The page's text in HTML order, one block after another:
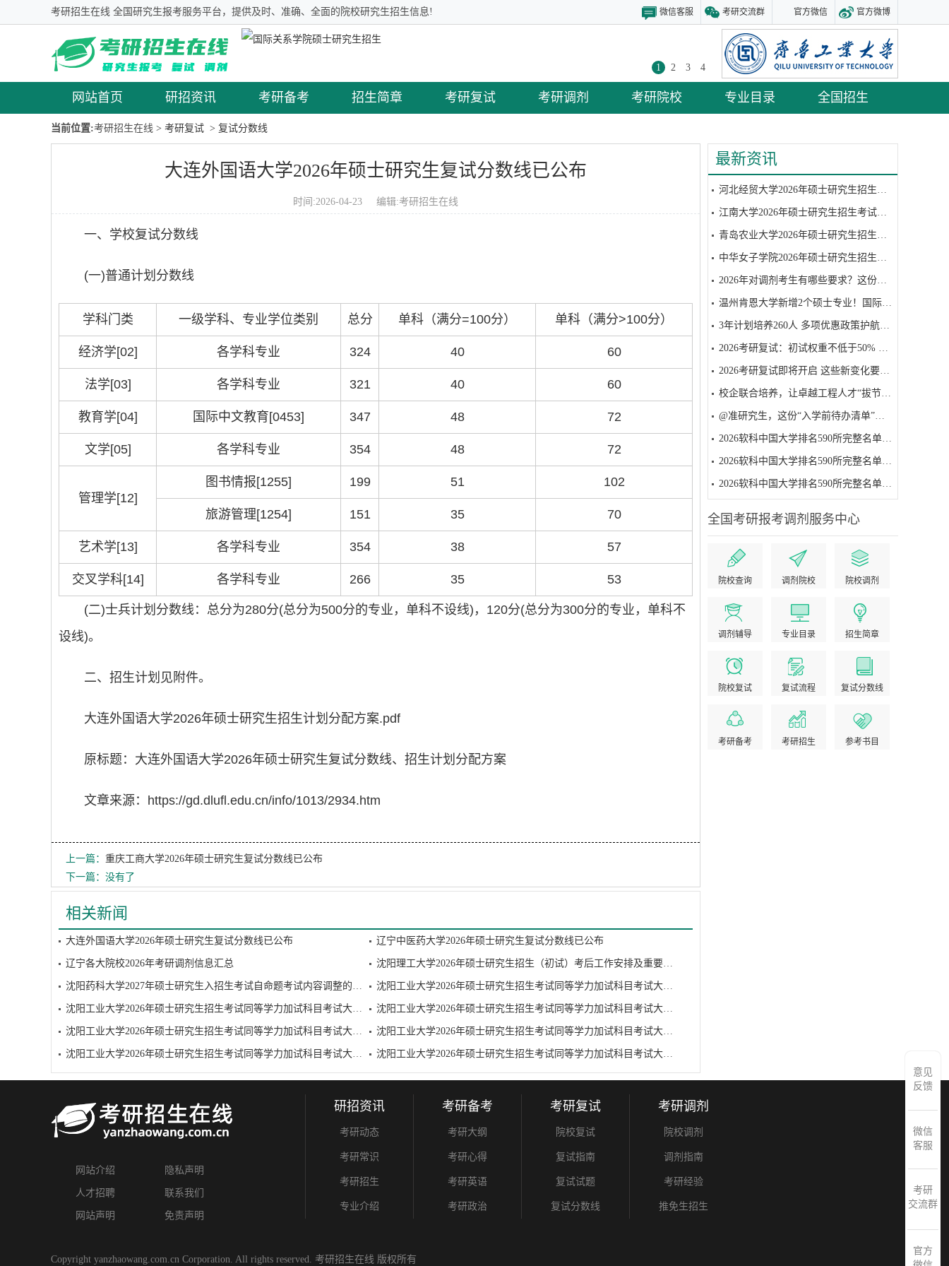
考研招生在线 全国研究生报考服务平台，提供及时、准确、全面的院校研究生招生信息! 官方微博
官方微信
考研交流群
微信客服
1 2 3 4
网站首页 研招资讯 考研备考 招生简章 考研复试 考研调剂 考研院校 专业目录 全国招生
当前位置:考研招生在线 > 考研复试 > 复试分数线
最新资讯
河北经贸大学2026年硕士研究生招生考试复试参考书目
江南大学2026年硕士研究生招生考试复试参考书目
青岛农业大学2026年硕士研究生招生考试复试参考书目
中华女子学院2026年硕士研究生招生考试硕士研究生招生考试复试笔试参考书目
2026年对调剂考生有哪些要求？这份调剂攻略请收好
温州肯恩大学新增2个硕士专业！国际视野+全球认可
3年计划培养260人 多项优惠政策护航——贵州启动工程硕博士培养改革试点
2026考研复试：初试权重不低于50% 面试为必要环节
2026考研复试即将开启 这些新变化要注意
校企联合培养，让卓越工程人才“拔节生长”
@准研究生，这份“入学前待办清单”请收好
2026软科中国大学排名590所完整名单（501-590名）
2026软科中国大学排名590所完整名单（401-500名）
2026软科中国大学排名590所完整名单（301-400名）
全国考研报考调剂服务中心
院校查询 调剂院校 院校调剂
调剂辅导 专业目录 招生简章
院校复试 复试流程 复试分数线
考研备考 考研招生 参考书目
大连外国语大学2026年硕士研究生复试分数线已公布
时间:2026-04-23 编辑:考研招生在线
一、学校复试分数线
(一)普通计划分数线
学科门类 一级学科、专业学位类别 总分 单科（满分=100分） 单科（满分>100分）
经济学[02] 各学科专业 324 40 60
法学[03] 各学科专业 321 40 60
教育学[04] 国际中文教育[0453] 347 48 72
文学[05] 各学科专业 354 48 72
管理学[12]
图书情报[1255] 199 51 102
旅游管理[1254] 151 35 70
艺术学[13] 各学科专业 354 38 57
交叉学科[14] 各学科专业 266 35 53
(二)士兵计划分数线：总分为280分(总分为500分的专业，单科不设线)，120分(总分为300分的专业，单科不
设线)。
二、招生计划见附件。
大连外国语大学2026年硕士研究生招生计划分配方案.pdf
原标题：大连外国语大学2026年硕士研究生复试分数线、招生计划分配方案
文章来源：https://gd.dlufl.edu.cn/info/1013/2934.htm
上一篇： 重庆工商大学2026年硕士研究生复试分数线已公布
下一篇：没有了
相关新闻
大连外国语大学2026年硕士研究生复试分数线已公布 辽宁中医药大学2026年硕士研究生复试分数线已公布
辽宁各大院校2026年考研调剂信息汇总 沈阳理工大学2026年硕士研究生招生（初试）考后工作安排及重要提示
沈阳药科大学2027年硕士研究生入招生考试自命题考试内容调整的通知 沈阳工业大学2026年硕士研究生招生考试同等学力加试科目考试大纲（企业管理概论）
沈阳工业大学2026年硕士研究生招生考试同等学力加试科目考试大纲（管理学） 沈阳工业大学2026年硕士研究生招生考试同等学力加试科目考试大纲（形势与政策）
沈阳工业大学2026年硕士研究生招生考试同等学力加试科目考试大纲（中国近现代史纲... 沈阳工业大学2026年硕士研究生招生考试同等学力加试科目考试大纲（会计学）
沈阳工业大学2026年硕士研究生招生考试同等学力加试科目考试大纲（统计学） 沈阳工业大学2026年硕士研究生招生考试同等学力加试科目考试大纲（电工电子技术）
网站介绍 隐私声明
人才招聘 联系我们
网站声明 免责声明
研招资讯
考研动态
考研常识
考研招生
专业介绍
考研备考
考研大纲
考研心得
考研英语
考研政治
考研复试
院校复试
复试指南
复试试题
复试分数线
考研调剂
院校调剂
调剂指南
考研经验
推免生招生
Copyright yanzhaowang.com.cn Corporation. All rights reserved. 考研招生在线 版权所有
意见
反馈
微信
客服
考研
交流群
官方